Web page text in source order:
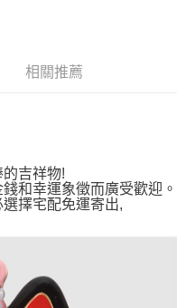
相關推薦
吉祥物!
和幸運象徵而廣受歡迎。
擇宅配免運寄出,